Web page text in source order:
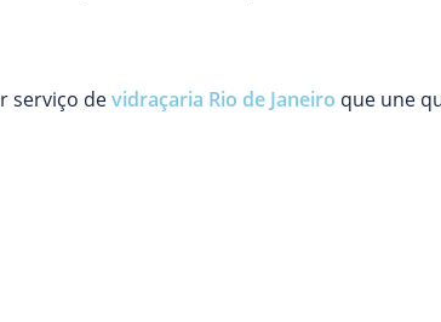
serviço devidraçaria Rio de Janeiro que une